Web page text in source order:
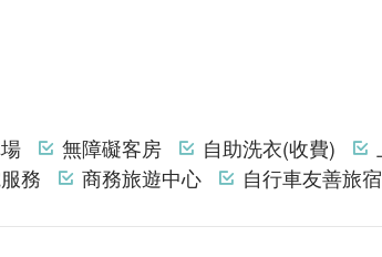
無障礙客房 自助洗衣(收費)
務 商務旅遊中心 自行車友善旅宿